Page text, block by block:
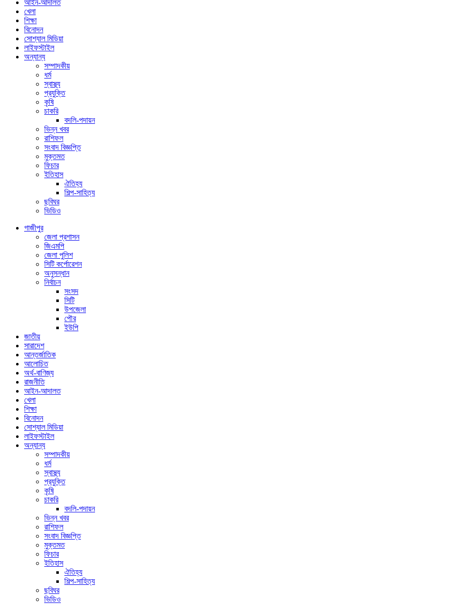
আইন-আদালত
খেলা
শিক্ষা
বিনোদন
সোশ্যাল মিডিয়া
লাইফস্টাইল
অন্যান্য
সম্পাদকীয়
ধর্ম
স্বাস্থ্য
প্রযুক্তি
কৃষি
চাকরি
বদলি-পদায়ন
ভিন্ন খবর
রাশিফল
সংবাদ বিজ্ঞপ্তি
মুক্তমত
ফিচার
ইতিহাস
ঐতিহ্য
শিল্প-সাহিত্য
ছবিঘর
ভিডিও
গাজীপুর
জেলা প্রশাসন
জিএমপি
জেলা পুলিশ
সিটি কর্পোরেশন
অনুসন্ধান
নির্বাচন
সংসদ
সিটি
উপজেলা
পৌর
ইউপি
জাতীয়
সারাদেশ
আন্তর্জাতিক
আলোচিত
অর্থ-বাণিজ্য
রাজনীতি
আইন-আদালত
খেলা
শিক্ষা
বিনোদন
সোশ্যাল মিডিয়া
লাইফস্টাইল
অন্যান্য
সম্পাদকীয়
ধর্ম
স্বাস্থ্য
প্রযুক্তি
কৃষি
চাকরি
বদলি-পদায়ন
ভিন্ন খবর
রাশিফল
সংবাদ বিজ্ঞপ্তি
মুক্তমত
ফিচার
ইতিহাস
ঐতিহ্য
শিল্প-সাহিত্য
ছবিঘর
ভিডিও